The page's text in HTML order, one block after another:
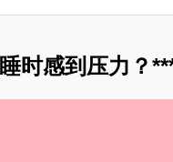
时感到压力？